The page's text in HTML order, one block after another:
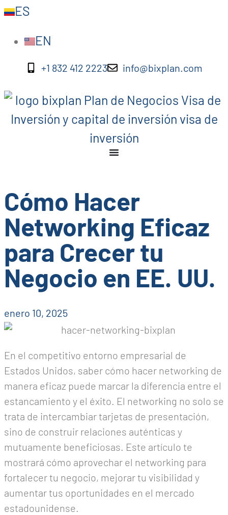
ES
EN
+1 832 412 2223 info@bixplan.com
Cómo Hacer
Networking Eficaz
para Crecer tu
Negocio en EE. UU.
enero 10, 2025
En el competitivo entorno empresarial de
Estados Unidos, saber cómo hacer networking de
manera eficaz puede marcar la diferencia entre el
estancamiento y el éxito. El networking no solo se
trata de intercambiar tarjetas de presentación,
sino de construir relaciones auténticas y
mutuamente beneficiosas. Este artículo te
mostrará cómo aprovechar el networking para
fortalecer tu negocio, mejorar tu visibilidad y
aumentar tus oportunidades en el mercado
estadounidense.